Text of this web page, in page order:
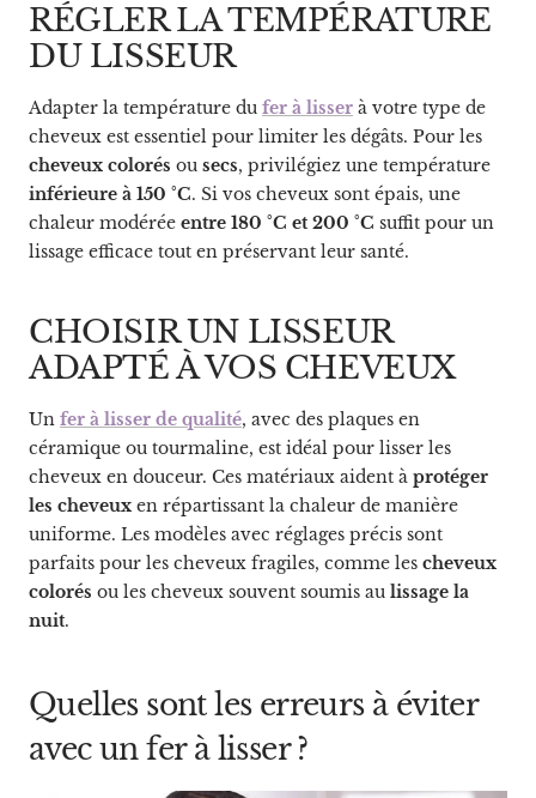
RÉGLER LA TEMPÉRATURE
DU LISSEUR
Adapter la température du fer à lisser à votre type de
cheveux est essentiel pour limiter les dégâts. Pour les
cheveux colorés ou secs, privilégiez une température
inférieure à 150 °C. Si vos cheveux sont épais, une
chaleur modérée entre 180 °C et 200 °C suffit pour un
lissage efficace tout en préservant leur santé.
CHOISIR UN LISSEUR
ADAPTÉ À VOS CHEVEUX
Un fer à lisser de qualité, avec des plaques en
céramique ou tourmaline, est idéal pour lisser les
cheveux en douceur. Ces matériaux aident à protéger
les cheveux en répartissant la chaleur de manière
uniforme. Les modèles avec réglages précis sont
parfaits pour les cheveux fragiles, comme les cheveux
colorés ou les cheveux souvent soumis au lissage la
nuit.
Quelles sont les erreurs à éviter
avec un fer à lisser ?